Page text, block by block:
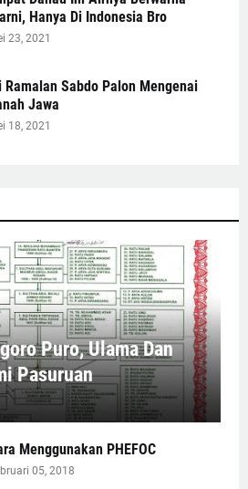
Hanya Di Indonesia Bro
23, 2021
Ramalan Sabdo Palon Mengenai
Jawa
18, 2021
Puro, Ulama Dan
Pasuruan
Menggunakan PHEFOC
05, 2018